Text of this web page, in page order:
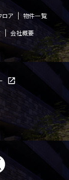
ロア 物件一覧
会社概要